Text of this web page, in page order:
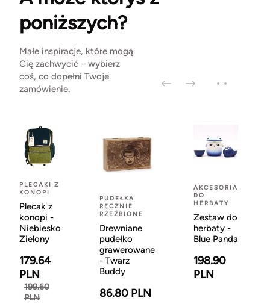
poniższych?
Małe inspiracje, które mogą
Cię zachwycić – wybierz
coś, co dopełni Twoje
zamówienie.
PLECAKI Z
KONOPI
Plecak z
konopi -
Niebiesko
Zielony
179.64
PLN
199.60
PLN
PUDEŁKA
RĘCZNIE
RZEŹBIONE
Drewniane
pudełko
grawerowane
- Twarz
Buddy
86.80 PLN
AKCESORIA
DO
HERBATY
Zestaw do
herbaty -
Blue Panda
198.90
PLN